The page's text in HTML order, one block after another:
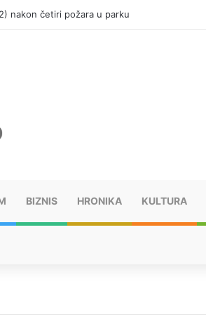
nakon četiri požara u parku
BIZNIS HRONIKA KULTURA